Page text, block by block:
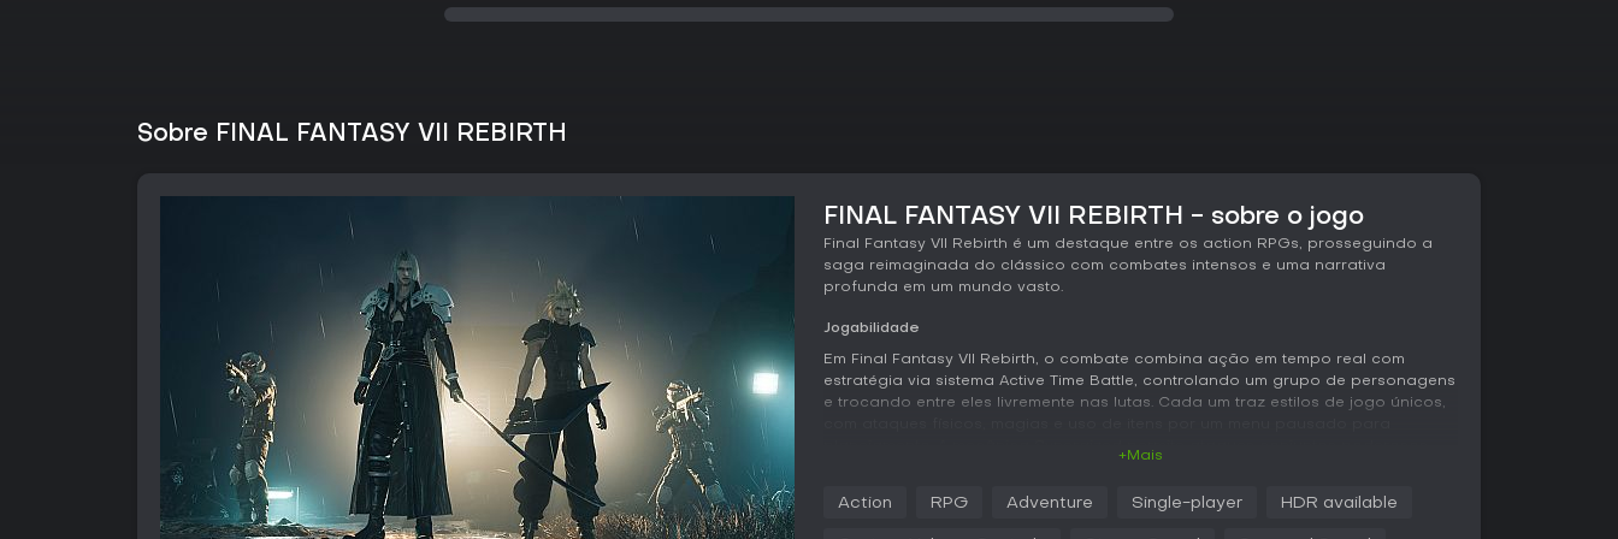
Sobre FINAL FANTASY VII REBIRTH
FINAL FANTASY VII REBIRTH - sobre o jogo
Final Fantasy VII Rebirth é um destaque entre os action RPGs, prosseguindo a
saga reimaginada do clássico com combates intensos e uma narrativa
profunda em um mundo vasto.
Jogabilidade
Em Final Fantasy VII Rebirth, o combate combina ação em tempo real com
estratégia via sistema Active Time Battle, controlando um grupo de personagens
e trocando entre eles livremente nas lutas. Cada um traz estilos de jogo únicos,
+Mais
Action RPG Adventure Single-player HDR available